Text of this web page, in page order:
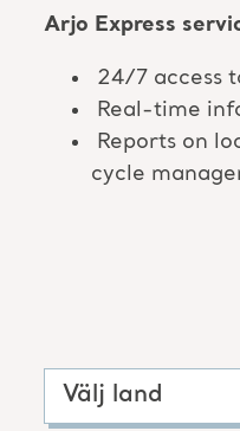
Arjo Express
24/7 access
Real-time
Reports on
cycle
Välj land